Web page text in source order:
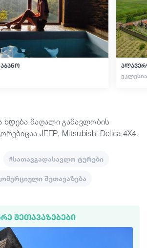
ხდება მაღალი გამავლობის
JEEP, Mitsubishi Delica 4X4.
#სათავგადასავლო ტურები
შეთავაზება
ᲨᲔᲗᲐᲕᲐᲖᲔᲑᲔᲑᲘ